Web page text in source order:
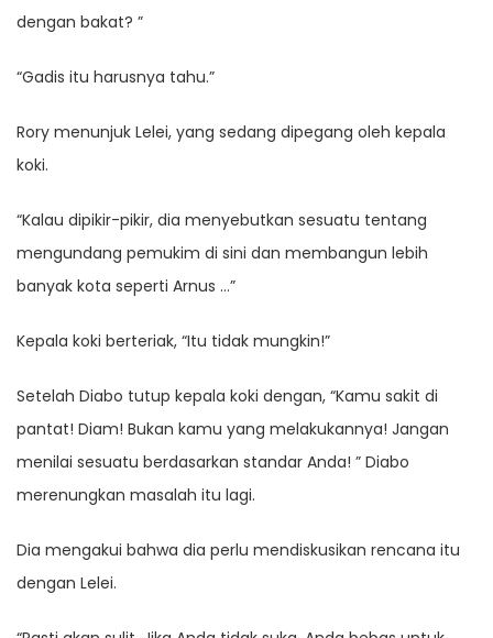
dengan bakat? ”
“Gadis itu harusnya tahu.”
Rory menunjuk Lelei, yang sedang dipegang oleh kepala
koki.
“Kalau dipikir-pikir, dia menyebutkan sesuatu tentang
mengundang pemukim di sini dan membangun lebih
banyak kota seperti Arnus …”
Kepala koki berteriak, “Itu tidak mungkin!”
Setelah Diabo tutup kepala koki dengan, “Kamu sakit di
pantat! Diam! Bukan kamu yang melakukannya! Jangan
menilai sesuatu berdasarkan standar Anda! ” Diabo
merenungkan masalah itu lagi.
Dia mengakui bahwa dia perlu mendiskusikan rencana itu
dengan Lelei.